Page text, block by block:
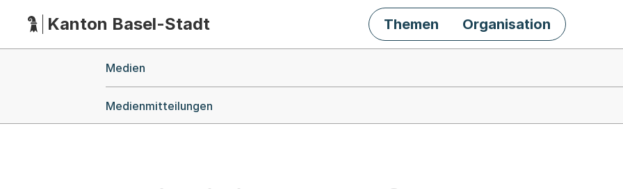
HauptnavigationKanton Basel-Stadt Themen Organisation
Medien
Medienmitteilungen